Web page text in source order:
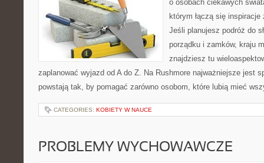
o osobach ciekawych
którym łączą się
Jeśli planujesz podróż do
porządku i zamków, kraju
znajdziesz tu
zaplanować wyjazd od A do Z. Na Rushmore najważniejsze jest
powstają tak, by pomagać zarówno osobom, które lubią mieć
CATEGORIES: KOBIETY W NAUCE
PROBLEMY WYCHOWAWCZE